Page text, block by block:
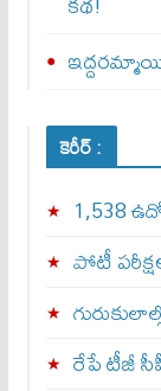
కెరీర్ :
1,538
పోటీ
రేపే టీజీ